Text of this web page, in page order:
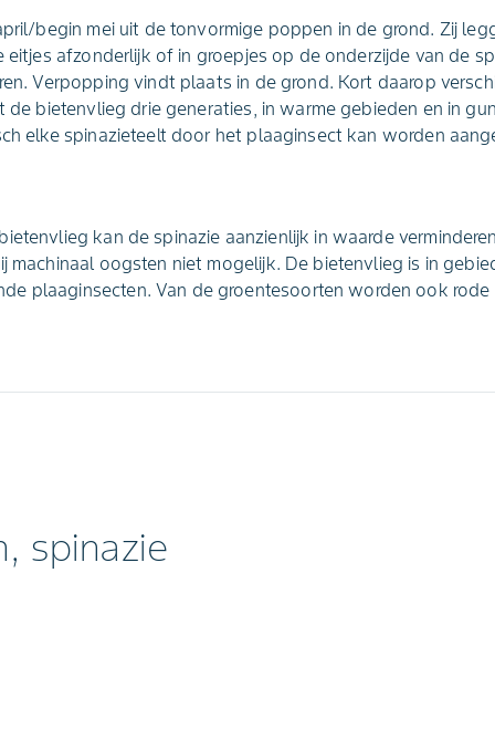
begin mei uit de tonvormige poppen in de grond. Zij
afzonderlijk of in groepjes op de onderzijde van de
Verpopping vindt plaats in de grond. Kort daarop
de bietenvlieg drie generaties, in warme gebieden en in
elke spinazieteelt door het plaaginsect kan worden
kan de spinazie aanzienlijk in waarde
machinaal oogsten niet mogelijk. De bietenvlieg is in
plaaginsecten. Van de groentesoorten worden ook rode
spinazie